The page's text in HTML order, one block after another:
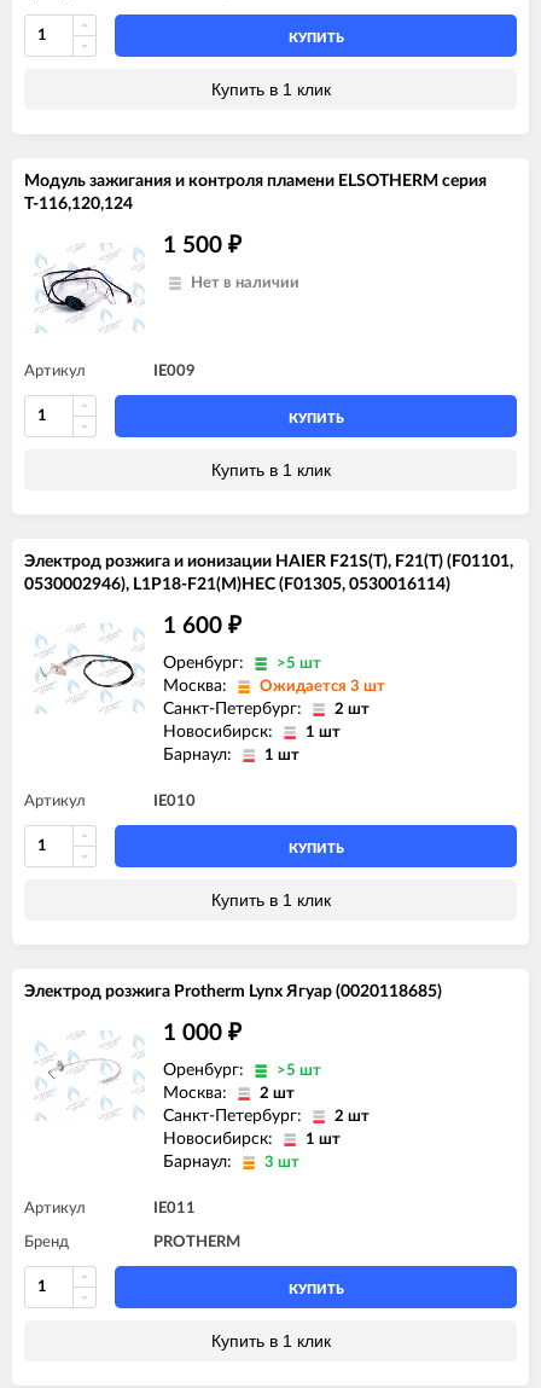
КУПИТЬ
Купить в 1 клик
Модуль зажигания и контроля пламени ELSOTHERM серия
Т-116,120,124
1 500 ₽
Нет в наличии
Артикул IE009
КУПИТЬ
Купить в 1 клик
Электрод розжига и ионизации HAIER F21S(T), F21(T) (F01101,
0530002946), L1P18-F21(M)HEC (F01305, 0530016114)
1 600 ₽
Оренбург: >5 шт
Москва: Ожидается 3 шт
Санкт-Петербург: 2 шт
Новосибирск: 1 шт
Барнаул: 1 шт
Артикул IE010
КУПИТЬ
Купить в 1 клик
Электрод розжига Protherm Lynx Ягуар (0020118685)
1 000 ₽
Оренбург: >5 шт
Москва: 2 шт
Санкт-Петербург: 2 шт
Новосибирск: 1 шт
Барнаул: 3 шт
Артикул IE011
Бренд PROTHERM
КУПИТЬ
Купить в 1 клик